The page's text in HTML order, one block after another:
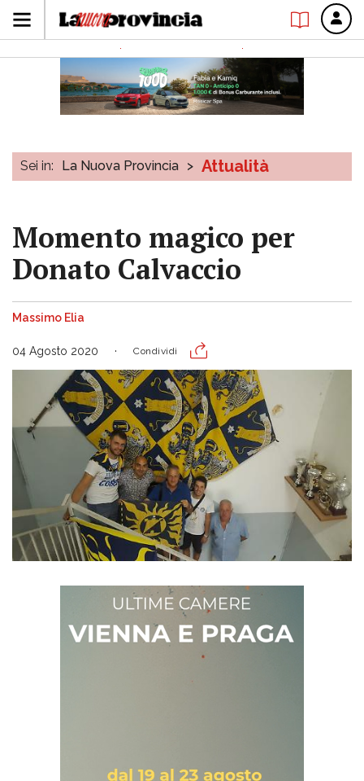
Sei in: La Nuova Provincia > Attualità
Momento magico per
Donato Calvaccio
Massimo Elia
04 Agosto 2020 Condividi